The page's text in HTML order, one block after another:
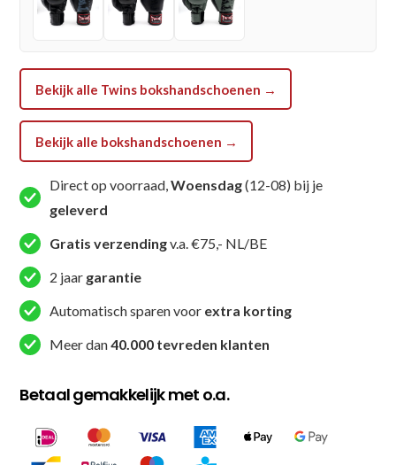
WHITE)
Bekijk alle Twins bokshandschoenen →
Bekijk alle bokshandschoenen →
Direct op voorraad,Woensdag(12-08) bij je
geleverd
Gratis verzendingv.a. €75,- NL/BE
2 jaar garantie
Automatisch sparen voor extra korting
Meer dan40.000 tevreden klanten
Betaal gemakkelijk met o.a.